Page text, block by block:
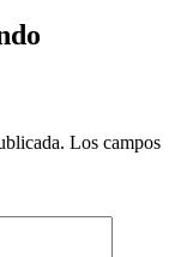
Los campos